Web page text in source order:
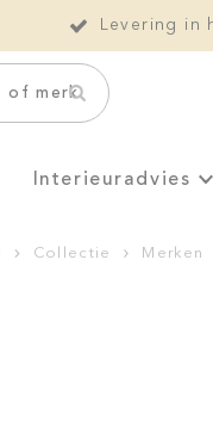
Levering in
of merk
Interieuradvies
Collectie Merken